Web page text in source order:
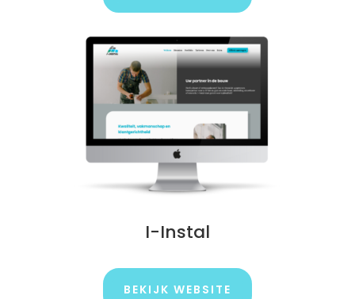
I-Instal
BEKIJK WEBSITE